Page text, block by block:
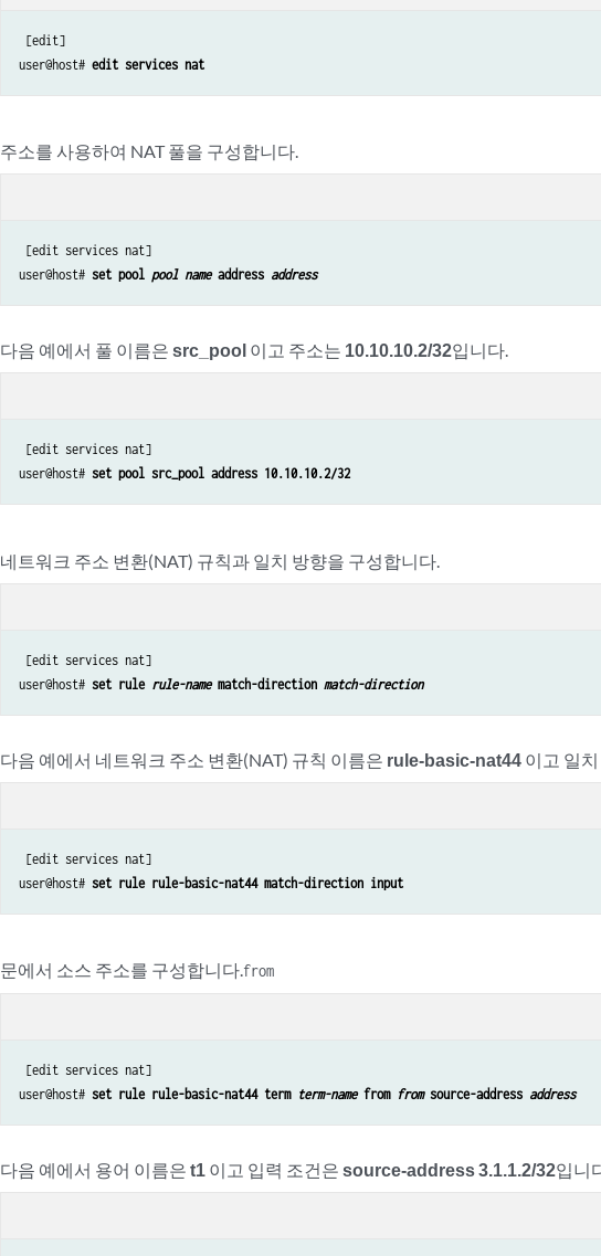
[edit]
user@host# edit services nat
주소를 사용하여 NAT 풀을 구성합니다.
[edit services nat]
user@host# set pool pool name address address
다음 예에서 풀 이름은src_pool 이고 주소는 10.10.10.2/32입니다.
[edit services nat]
user@host# set pool src_pool address 10.10.10.2/32
네트워크 주소 변환(NAT) 규칙과 일치 방향을 구성합니다.
[edit services nat]
user@host# set rule rule-name match-direction match-direction
다음 예에서 네트워크 주소 변환(NAT) 규칙 이름은 rule-basic-nat44 이고 일
[edit services nat]
user@host# set rule rule-basic-nat44 match-direction input
문에서 소스 주소를 구성합니다.from
[edit services nat]
user@host# set rule rule-basic-nat44 term term-name from from source-address address
다음 예에서 용어 이름은 t1 이고 입력 조건은source-address 3.1.1.2/32입니